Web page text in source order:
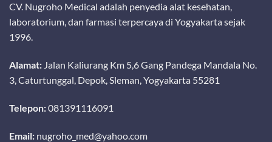
CV. Nugroho Medical adalah penyedia alat kesehatan,
laboratorium, dan farmasi terpercaya di Yogyakarta sejak
1996.
Alamat: Jalan Kaliurang Km 5,6 Gang Pandega Mandala No.
3, Caturtunggal, Depok, Sleman, Yogyakarta 55281
Telepon:081391116091
Email: nugroho_med@yahoo.com